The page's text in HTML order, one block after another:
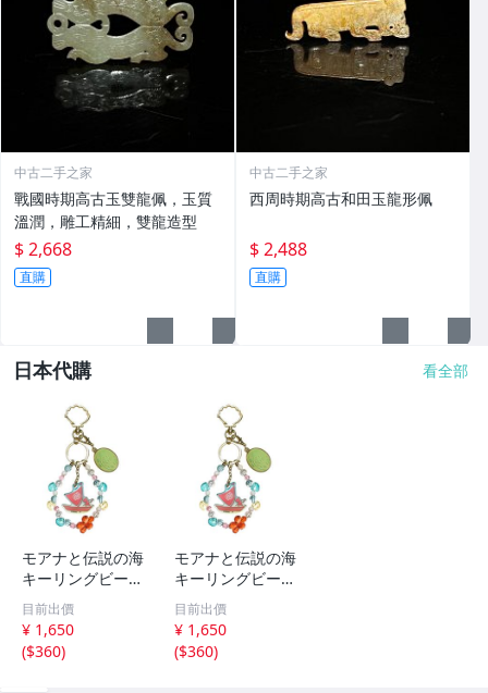
中古二手之家
戰國時期高古玉雙龍佩，玉質
溫潤，雕工精細，雙龍造型
$ 2,668
直購
中古二手之家
西周時期高古和田玉龍形佩
$ 2,488
直購
日本代購 看全部
モアナと伝説の海
キーリングビーズ
キーホルダー 実
写ディズニー
目前出價
¥ 1,650
($360)
モアナと伝説の海
キーリングビーズ
キーホルダー 実
写ディズニー
目前出價
¥ 1,650
($360)